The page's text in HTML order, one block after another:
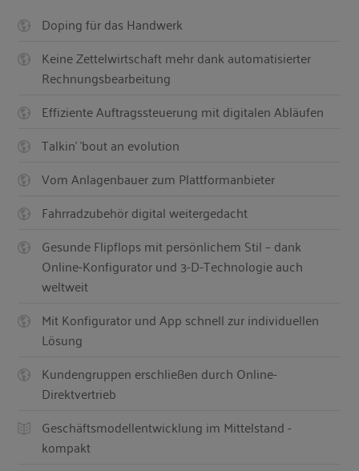
Doping für das Handwerk
Keine Zettelwirtschaft mehr dank automatisierter
Rechnungsbearbeitung
Effiziente Auftragssteuerung mit digitalen Abläufen
Talkin' 'bout an evolution
Vom Anlagenbauer zum Plattformanbieter
Fahrradzubehör digital weitergedacht
Gesunde Flipflops mit persönlichem Stil – dank
Online-Konfigurator und 3-D-Technologie auch
weltweit
Mit Konfigurator und App schnell zur individuellen
Lösung
Kundengruppen erschließen durch Online-
Direktvertrieb
Geschäftsmodellentwicklung im Mittelstand -
kompakt